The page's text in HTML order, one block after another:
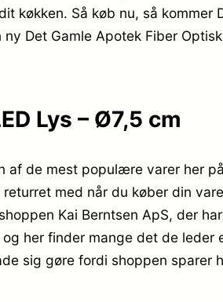
Så køb nu, så kommer
Det Gamle Apotek Fiber
Lys – Ø7,5 cm
af de mest populære varer her
med når du køber din
Kai Berntsen ApS, der
her finder mange det de
sig gøre fordi shoppen sparer